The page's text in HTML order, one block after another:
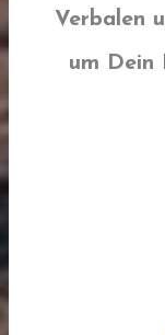
Verbalen
um Dein